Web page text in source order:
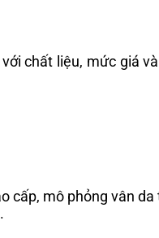
chất liệu, mức giá
cấp, mô phỏng vân